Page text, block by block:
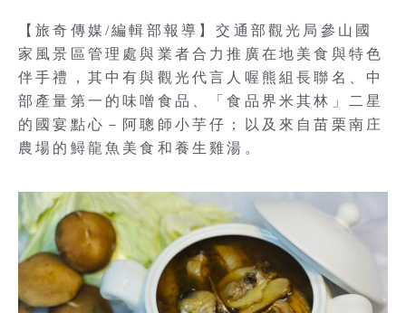
【旅奇傳媒/編輯部報導】交通部觀光局參山國
家風景區管理處與業者合力推廣在地美食與特色
伴手禮，其中有與觀光代言人喔熊組長聯名、中
部產量第一的味噌食品、「食品界米其林」二星
的國宴點心－阿聰師小芋仔；以及來自苗栗南庄
農場的鱘龍魚美食和養生雞湯。